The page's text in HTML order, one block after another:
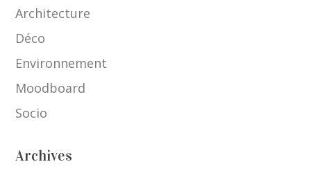
Architecture
Déco
Environnement
Moodboard
Socio
Archives